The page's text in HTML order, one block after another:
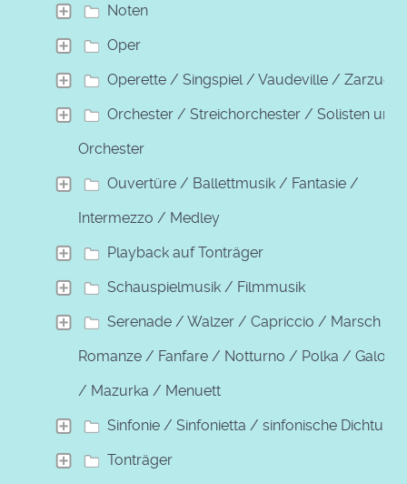
Noten
Oper
Operette / Singspiel / Vaudeville / Zarzuela
Orchester / Streichorchester / Solisten und
Orchester
Ouvertüre / Ballettmusik / Fantasie /
Intermezzo / Medley
Playback auf Tonträger
Schauspielmusik / Filmmusik
Serenade / Walzer / Capriccio / Marsch /
Romanze / Fanfare / Notturno / Polka / Galopp
/ Mazurka / Menuett
Sinfonie / Sinfonietta / sinfonische Dichtung
Tonträger